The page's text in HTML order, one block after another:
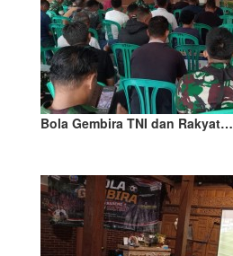
Bola Gembira TNI dan Rakyat…